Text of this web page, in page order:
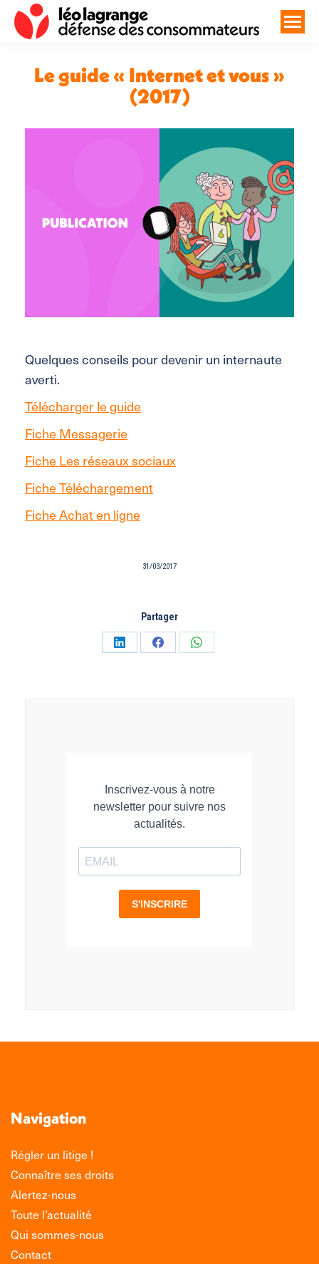
Le guide « Internet et vous »
(2017)
Quelques conseils pour devenir un internaute
averti.
Télécharger le guide
Fiche Messagerie
Fiche Les réseaux sociaux
Fiche Téléchargement
Fiche Achat en ligne
31/03/2017
Partager
PartagerPartagerPartager
Navigation
Régler un litige !
Connaître ses droits
Alertez-nous
Toute l’actualité
Qui sommes-nous
Contact